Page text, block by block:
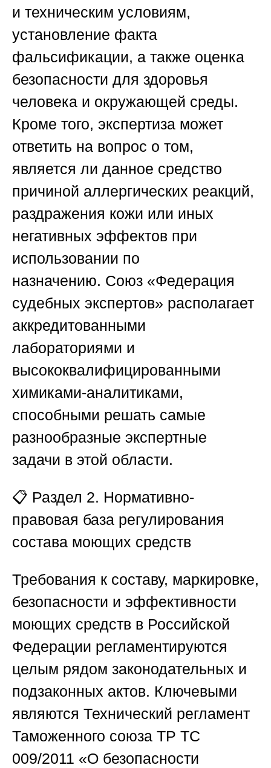
и техническим условиям,
установление факта
фальсификации, а также оценка
безопасности для здоровья
человека и окружающей среды.
Кроме того, экспертиза может
ответить на вопрос о том,
является ли данное средство
причиной аллергических реакций,
раздражения кожи или иных
негативных эффектов при
использовании по
назначению. Союз «Федерация
судебных экспертов» располагает
аккредитованными
лабораториями и
высококвалифицированными
химиками-аналитиками,
способными решать самые
разнообразные экспертные
задачи в этой области.
📋 Раздел 2. Нормативно-
правовая база регулирования
состава моющих средств
Требования к составу, маркировке,
безопасности и эффективности
моющих средств в Российской
Федерации регламентируются
целым рядом законодательных и
подзаконных актов. Ключевыми
являются Технический регламент
Таможенного союза ТР ТС
009/2011 «О безопасности